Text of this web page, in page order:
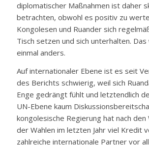
diplomatischer Maßnahmen ist daher
betrachten, obwohl es positiv zu
Kongolesen und Ruander sich
Tisch setzen und sich unterhalten. Das
einmal anders.
Auf internationaler Ebene ist es seit
des Berichts schwierig, weil sich
Enge gedrängt fühlt und letztendlich
UN-Ebene kaum
kongolesische Regierung hat nach
der Wahlen im letzten Jahr viel Kredit
zahlreiche internationale Partner vor